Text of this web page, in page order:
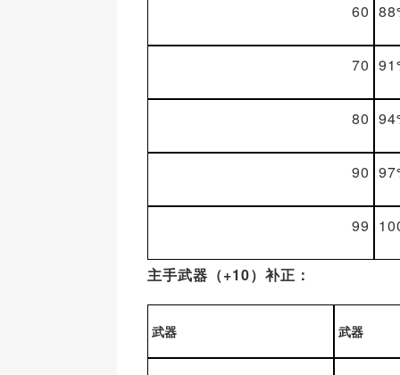
60
70
80
90
99
主手武器（+10）补正：
武器 武器